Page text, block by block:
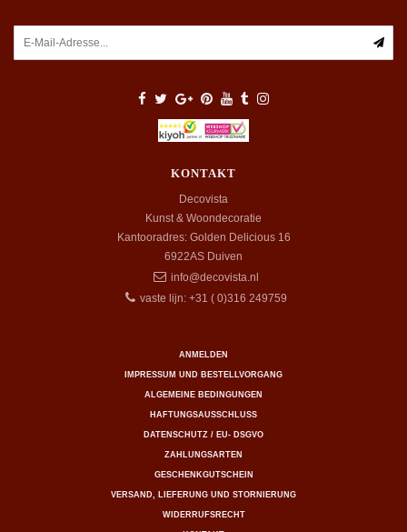
KONTAKT
Decovista
Kunst & Woondecoratie
Kantooradres: Golden Delicious 16
6922AS Duiven
info@decovista.nl
vaste lijn: +31 ( 0)316 249759
ANMELDEN
IMPRESSUM UND BESTELLVORGANG
ALGEMEINE BEDINGUNGEN
HAFTUNGSAUSSCHLUSS
DATENSCHUTZ / EU- DSGVO
ZAHLUNGSARTEN
GESCHENKGUTSCHEIN
VERSAND, LIEFERUNG UND STORNIERUNG
WIDERRUFSRECHT